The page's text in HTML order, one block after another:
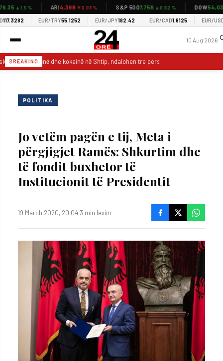
▲1.5 % ARI4,398▼0.03 % S&P 5007,758▲0.62 % DOW54,037
EUR/TRY55.1252 EUR/JPY182.42 EUR/CAD1.6125 EUR/USD
10 Aug 2026
BREAKING
marihuanë dhe kokainë në Shtip, ndalohen tre persona
POLITIKA
Jo vetëm pagën e tij, Meta i
përgjigjet Ramës: Shkurtim dhe
të fondit buxhetor të
Institucionit të Presidentit
19 March 2020, 20:04·3 min lexim